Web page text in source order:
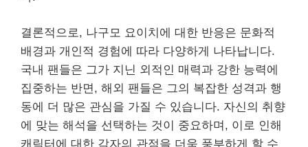
결론적으로, 나구모 요이치에 대한 반응은 문화적
배경과 개인적 경험에 따라 다양하게 나타납니다.
국내 팬들은 그가 지닌 외적인 매력과 강한 능력에
집중하는 반면, 해외 팬들은 그의 복잡한 성격과 행
동에 더 많은 관심을 가질 수 있습니다. 자신의 취향
에 맞는 해석을 선택하는 것이 중요하며, 이로 인해
캐릭터에 대한 각자의 관점을 더욱 풍부하게 할 수